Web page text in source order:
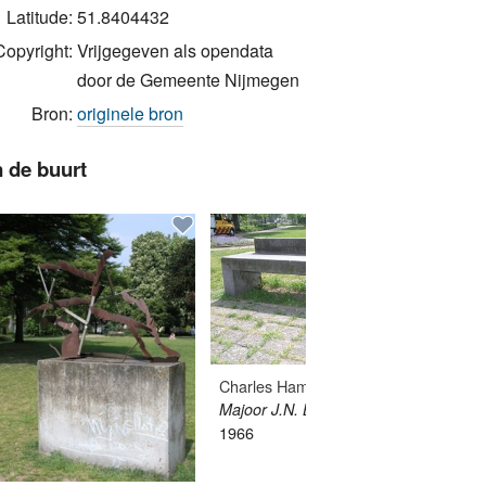
Latitude: 51.8404432
Vrijgegeven als opendata
door de Gemeente Nijmegen
Bron: originele bron
de buurt
Charles Hammes
Majoor J.N. Breunesebank
1966